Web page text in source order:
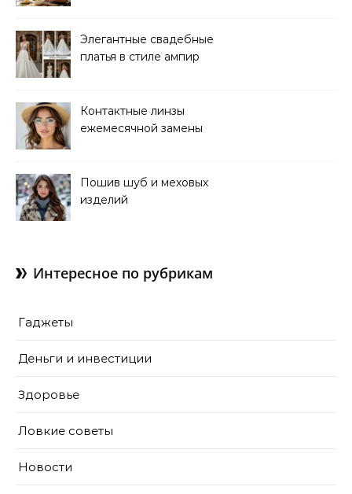
Элегантные свадебные
платья в стиле ампир
Контактные линзы
ежемесячной замены
Пошив шуб и меховых
изделий
Интересное по рубрикам
Гаджеты
Деньги и инвестиции
Здоровье
Ловкие советы
Новости